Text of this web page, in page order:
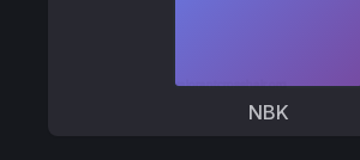
NBK